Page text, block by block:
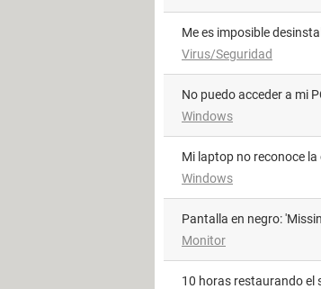
me es imposible
Virus/Seguridad
No puedo acceder a mi
Windows
Mi laptop no reconoce
Windows
Pantalla en negro:
Monitor
10 horas restaurando el